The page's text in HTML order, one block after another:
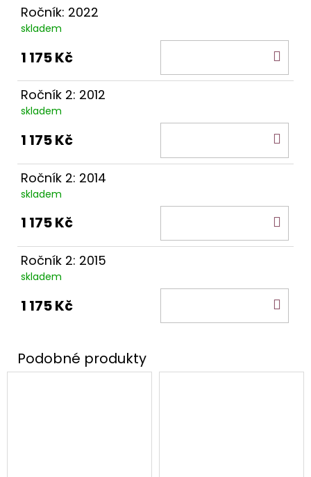
Ročník: 2022
skladem
1 175 Kč
Ročník 2: 2012
skladem
1 175 Kč
Ročník 2: 2014
skladem
1 175 Kč
Ročník 2: 2015
skladem
1 175 Kč